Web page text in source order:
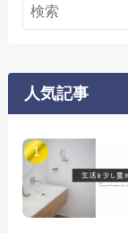
人気記事